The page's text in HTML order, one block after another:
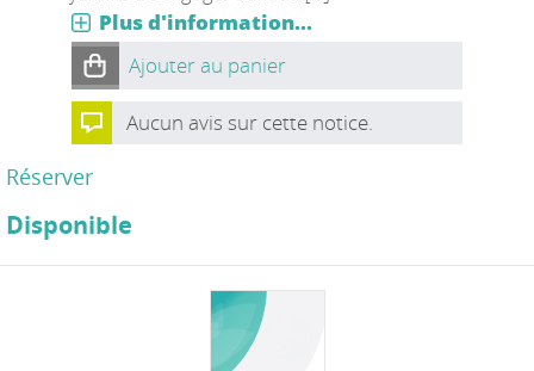
Plus d'information...
Ajouter au panier
Aucun avis sur cette notice.
Réserver
Disponible